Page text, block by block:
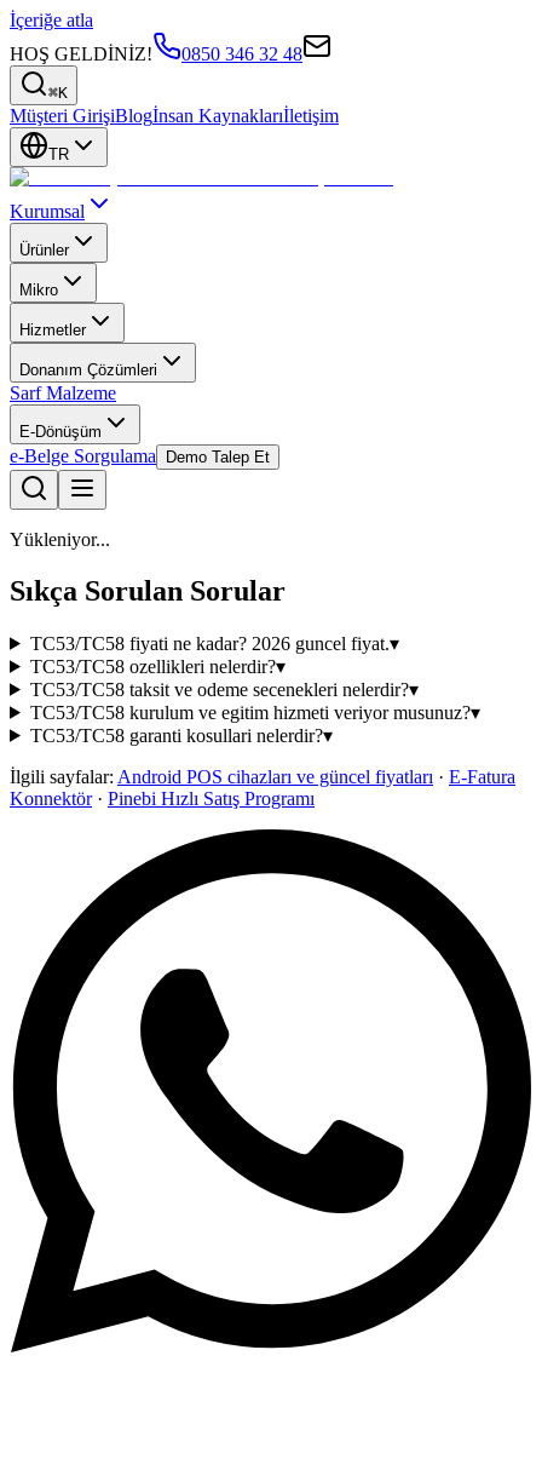
İçeriğe atla
HOŞ GELDİNİZ!
0850 346 32 48
⌘K
Müşteri GirişiBlogİnsan Kaynaklarıİletişim
TR
Kurumsal
Ürünler
Mikro
Hizmetler
Donanım Çözümleri
Sarf Malzeme
E-Dönüşüm
e-Belge Sorgulama Demo Talep Et
Yükleniyor...
Sıkça Sorulan Sorular
TC53/TC58 fiyati ne kadar? 2026 guncel fiyat.▾
TC53/TC58 ozellikleri nelerdir?▾
TC53/TC58 taksit ve odeme secenekleri nelerdir?▾
TC53/TC58 kurulum ve egitim hizmeti veriyor musunuz?▾
TC53/TC58 garanti kosullari nelerdir?▾
İlgili sayfalar: Android POS cihazları ve güncel fiyatları · E-Fatura
Konnektör· Pinebi Hızlı Satış Programı